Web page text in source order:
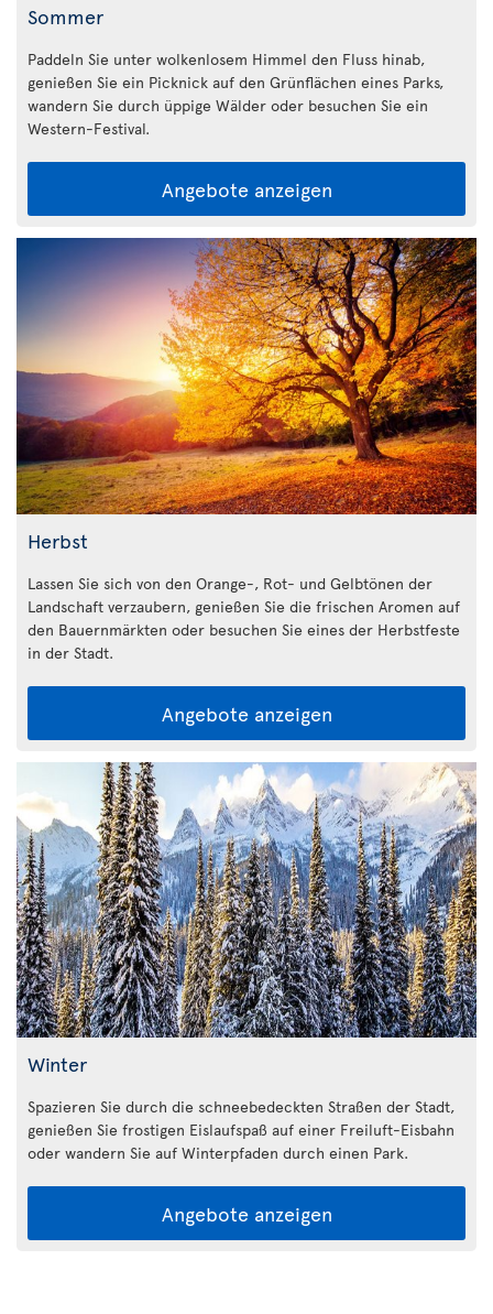
Sommer
Paddeln Sie unter wolkenlosem Himmel den Fluss hinab,
genießen Sie ein Picknick auf den Grünflächen eines Parks,
wandern Sie durch üppige Wälder oder besuchen Sie ein
Western-Festival.
Angebote anzeigen
Herbst
Lassen Sie sich von den Orange-, Rot- und Gelbtönen der
Landschaft verzaubern, genießen Sie die frischen Aromen auf
den Bauernmärkten oder besuchen Sie eines der Herbstfeste
in der Stadt.
Angebote anzeigen
Winter
Spazieren Sie durch die schneebedeckten Straßen der Stadt,
genießen Sie frostigen Eislaufspaß auf einer Freiluft-Eisbahn
oder wandern Sie auf Winterpfaden durch einen Park.
Angebote anzeigen